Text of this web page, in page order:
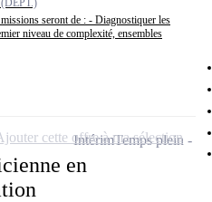
seront de : - Diagnostiquer les
niveau de complexité, ensembles
en
IntérimTemps plein
cette offre à ma sélection